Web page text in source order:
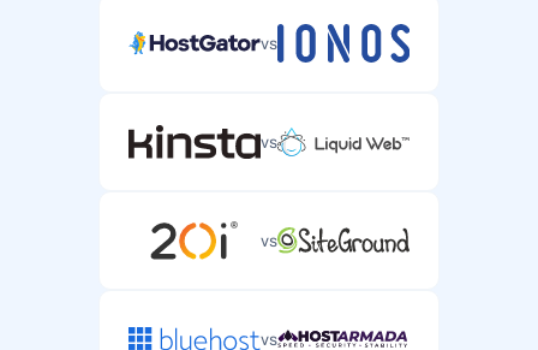
vs
vs
vs
vs